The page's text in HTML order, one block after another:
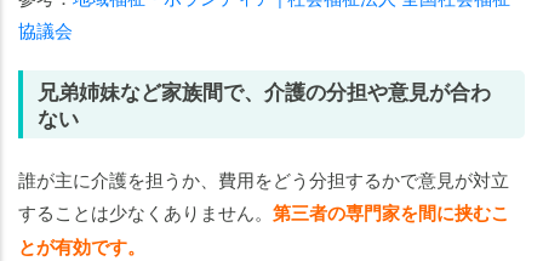
協議会
兄弟姉妹など家族間で、介護の分担や意見が合わ
ない
誰が主に介護を担うか、費用をどう分担するかで意見が対立
することは少なくありません。 第三者の専門家を間に挟むこ
とが有効です。